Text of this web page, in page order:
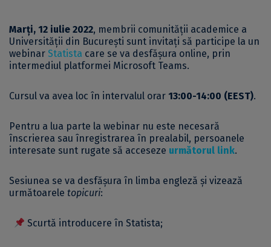
Marți, 12 iulie 2022, membrii comunității academice a
Universității din București sunt invitați să participe la un
webinar Statista care se va desfășura online, prin
intermediul platformei Microsoft Teams.
Cursul va avea loc în intervalul orar 13:00-14:00 (EEST).
Pentru a lua parte la webinar nu este necesară
înscrierea sau înregistrarea în prealabil, persoanele
interesate sunt rugate să acceseze următorul link.
Sesiunea se va desfășura în limba engleză și vizează
următoarele topicuri:
Scurtă introducere în Statista;